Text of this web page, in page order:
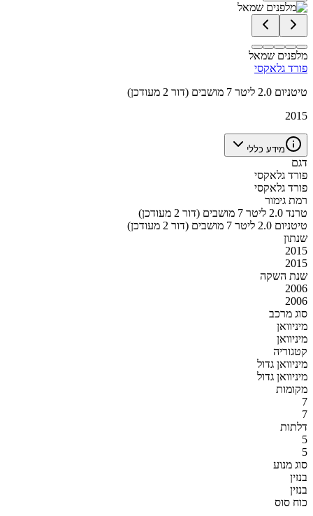
מלפנים שמאל
פורד גלאקסי
טיטניום 2.0 ליטר 7 מושבים (דור 2 מעודכן)
2015
מידע כללי
דגם
פורד גלאקסי
פורד גלאקסי
רמת גימור
טרנד 2.0 ליטר 7 מושבים (דור 2 מעודכן)
טיטניום 2.0 ליטר 7 מושבים (דור 2 מעודכן)
שנתון
2015
2015
שנת השקה
2006
2006
סוג מרכב
מיניוואן
מיניוואן
קטגוריה
מיניוואן גדול
מיניוואן גדול
מקומות
7
7
דלתות
5
5
סוג מנוע
בנזין
בנזין
כוח סוס